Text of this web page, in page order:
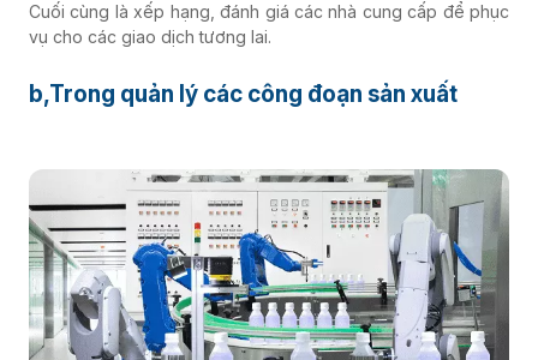
Cuối cùng là xếp hạng, đánh giá các nhà cung cấp để phục
vụ cho các giao dịch tương lai.
b,Trong quản lý các công đoạn sản xuất